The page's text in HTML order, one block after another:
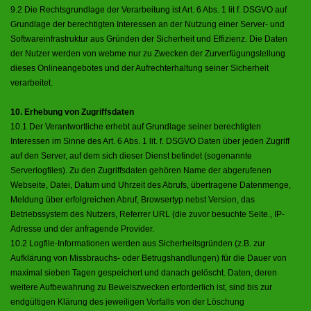
9.2 Die Rechtsgrundlage der Verarbeitung ist Art. 6 Abs. 1 lit f. DSGVO auf
Grundlage der berechtigten Interessen an der Nutzung einer Server- und
Softwareinfrastruktur aus Gründen der Sicherheit und Effizienz. Die Daten
der Nutzer werden von webme nur zu Zwecken der Zurverfügungstellung
dieses Onlineangebotes und der Aufrechterhaltung seiner Sicherheit
verarbeitet.
10. Erhebung von Zugriffsdaten
10.1 Der Verantwortliche erhebt auf Grundlage seiner berechtigten
Interessen im Sinne des Art. 6 Abs. 1 lit. f. DSGVO Daten über jeden Zugriff
auf den Server, auf dem sich dieser Dienst befindet (sogenannte
Serverlogfiles). Zu den Zugriffsdaten gehören Name der abgerufenen
Webseite, Datei, Datum und Uhrzeit des Abrufs, übertragene Datenmenge,
Meldung über erfolgreichen Abruf, Browsertyp nebst Version, das
Betriebssystem des Nutzers, Referrer URL (die zuvor besuchte Seite., IP-
Adresse und der anfragende Provider.
10.2 Logfile-Informationen werden aus Sicherheitsgründen (z.B. zur
Aufklärung von Missbrauchs- oder Betrugshandlungen) für die Dauer von
maximal sieben Tagen gespeichert und danach gelöscht. Daten, deren
weitere Aufbewahrung zu Beweiszwecken erforderlich ist, sind bis zur
endgültigen Klärung des jeweiligen Vorfalls von der Löschung